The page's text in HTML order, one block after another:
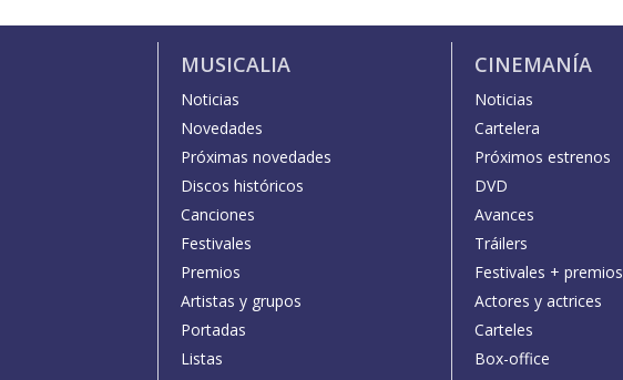
MUSICALIA
Noticias
Novedades
Próximas novedades
Discos históricos
Canciones
Festivales
Premios
Artistas y grupos
Portadas
Listas
CINEMANÍA
Noticias
Cartelera
Próximos estrenos
DVD
Avances
Tráilers
Festivales + premios
Actores y actrices
Carteles
Box-office